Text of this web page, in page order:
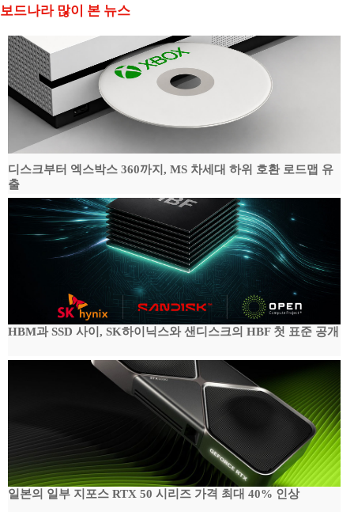
보드나라 많이 본 뉴스
디스크부터 엑스박스 360까지, MS 차세대 하위 호환 로드맵 유
출
HBM과 SSD 사이, SK하이닉스와 샌디스크의 HBF 첫 표준 공개
일본의 일부 지포스 RTX 50 시리즈 가격 최대 40% 인상